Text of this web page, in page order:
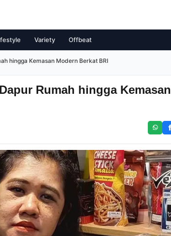
Variety Offbeat
hingga Kemasan Modern Berkat BRI
Rumah hingga Kemasan